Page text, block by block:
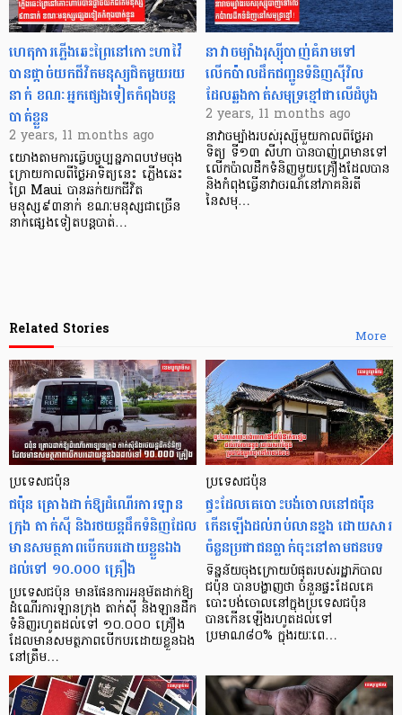
ហេតុការភ្លើងឆេះព្រៃនៅកោះហាវ៉ៃ
បានផ្តាច់យកជីវិតមនុស្សជិតមួយរយ
នាក់ ខណៈអ្នកផ្សេងទៀតកំពុងបន្ត
បាត់ខ្លួន
2 years, 11 months ago
យោងតាមការធ្វើបច្ចុប្បន្នភាពបឋមចុង
ក្រោយកាលពីថ្ងៃអាទិត្យនេះ ភ្លើងឆេះ
ព្រៃ Maui បានឆក់យកជីវិត
មនុស្ស៩៣នាក់ ខណៈមនុស្សជាច្រើន
នាក់ផ្សេងទៀតបន្តបាត់…
នាវាចម្បាំងរុស្ស៊ីបាញ់គំរាមទៅ
លើកប៉ាលដឹកជញ្ជូនទំនិញស៊ីវិល
ដែលឆ្លងកាត់សមុទ្រខ្មៅជាលើដំបូង
2 years, 11 months ago
នាវាចម្បាំងរបស់រុស្ស៊ីមួយកាលពីថ្ងៃអា
ទិត្យ ទី១៣ សីហា បានបាញ់ព្រមានទៅ
លើកប៉ាលដឹកទំនិញមួយគ្រឿងដែលបាន
និងកំពុងធ្វើនាវាចរណ៍នៅភាគនិរតី
នៃសមុ…
More
Related Stories
ប្រទេសជប៉ុន
ជប៉ុន គ្រោងដាក់ឱ្យដំណើរការឡាន
ក្រុង តាក់ស៊ី និងរថយន្តដឹកទំនិញដែល
មានសមត្ថភាពបើកបរដោយខ្លួនឯង
ដល់ទៅ ១០.០០០ គ្រឿង
ប្រទេសជប៉ុន មានផែនការអនុម័តដាក់ឱ្យ
ដំណើរការឡានក្រុង តាក់ស៊ី និងឡានដឹក
ទំនិញរហូតដល់ទៅ ១០.០០០ គ្រឿង
ដែលមានសមត្ថភាពបើកបរដោយខ្លួនឯង
នៅត្រឹម…
ប្រទេសជប៉ុន
ផ្ទះដែលគេបោះបង់ចោលនៅជប៉ុន
កើនឡើងដល់រាប់លានខ្នង ដោយសារ
ចំនួនប្រជាជនធ្លាក់ចុះនៅតាមជនបទ
ទិន្នន័យចុងក្រោយបំផុតរបស់រដ្ឋាភិបាល
ជប៉ុន បានបង្ហាញថា ចំនួនផ្ទះដែលគេ
បោះបង់ចោលនៅក្នុងប្រទេសជប៉ុន
បានកើនឡើងរហូតដល់ទៅ
ប្រមាណ៨០% ក្នុងរយៈពេ…